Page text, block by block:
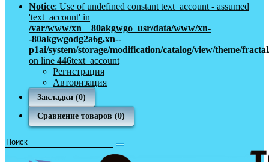
Notice: Use of undefined constant text_account - assumed
'text_account' in
/var/www/xn__80akgwgo_usr/data/www/xn-
-80akgwgodg2a6g.xn--
p1ai/system/storage/modification/catalog/view/theme/
on line 446text_account
Регистрация
Авторизация
Закладки (0)
Сравнение товаров (0)